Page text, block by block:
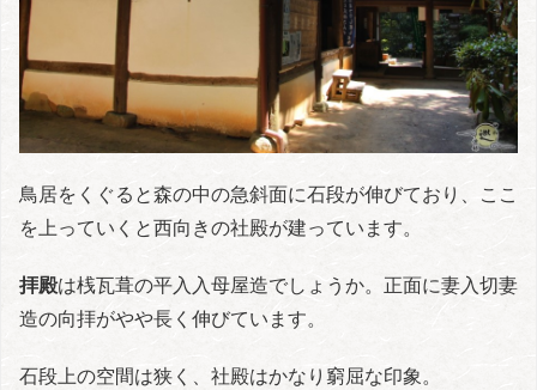
鳥居をくぐると森の中の急斜面に石段が伸びており、ここ
を上っていくと西向きの社殿が建っています。
拝殿は桟瓦葺の平入入母屋造でしょうか。正面に妻入切妻
造の向拝がやや長く伸びています。
石段上の空間は狭く、社殿はかなり窮屈な印象。